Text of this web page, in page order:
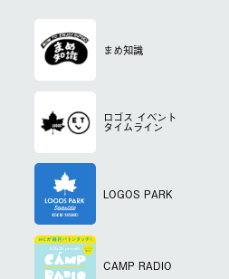
まめ知識
ロゴス イベント
タイムライン
LOGOS PARK
CAMP RADIO